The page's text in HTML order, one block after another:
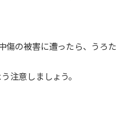
傷の被害に遭ったら、うろた
注意しましょう。